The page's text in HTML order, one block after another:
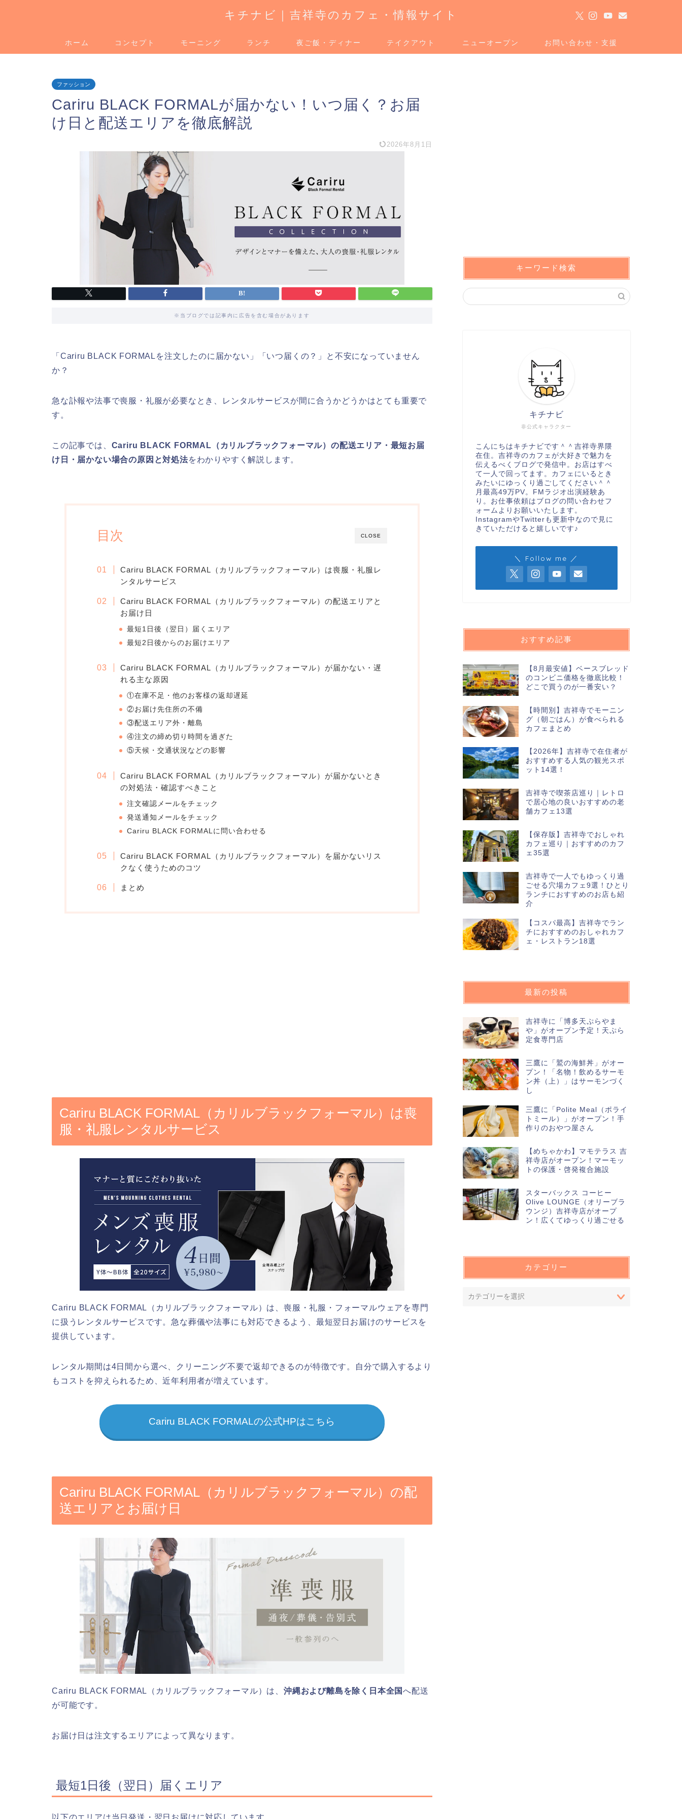
キチナビ｜吉祥寺のカフェ・情報サイト
ホーム コンセプト モーニング ランチ 夜ご飯・ディナー テイクアウト ニューオープン お問い合わせ・支援
ファッション
Cariru BLACK FORMALが届かない！いつ届く？お届
け日と配送エリアを徹底解説
2026年8月1日
※当ブログでは記事内に広告を含む場合があります
「Cariru BLACK FORMALを注文したのに届かない」「いつ届くの？」と不安になっていません
か？
急な訃報や法事で喪服・礼服が必要なとき、レンタルサービスが間に合うかどうかはとても重要で
す。
この記事では、 Cariru BLACK FORMAL（カリルブラックフォーマル）の配送エリア・最短お届
け日・届かない場合の原因と対処法をわかりやすく解説します。
CLOSE
目次
Cariru BLACK FORMAL（カリルブラックフォーマル）は喪服・礼服レ
ンタルサービス
Cariru BLACK FORMAL（カリルブラックフォーマル）の配送エリアと
お届け日
最短1日後（翌日）届くエリア
最短2日後からのお届けエリア
Cariru BLACK FORMAL（カリルブラックフォーマル）が届かない・遅
れる主な原因
①在庫不足・他のお客様の返却遅延
②お届け先住所の不備
③配送エリア外・離島
④注文の締め切り時間を過ぎた
⑤天候・交通状況などの影響
Cariru BLACK FORMAL（カリルブラックフォーマル）が届かないとき
の対処法・確認すべきこと
注文確認メールをチェック
発送通知メールをチェック
Cariru BLACK FORMALに問い合わせる
Cariru BLACK FORMAL（カリルブラックフォーマル）を届かないリス
クなく使うためのコツ
まとめ
Cariru BLACK FORMAL（カリルブラックフォーマル）は喪
服・礼服レンタルサービス
Cariru BLACK FORMAL（カリルブラックフォーマル）は、喪服・礼服・フォーマルウェアを専門
に扱うレンタルサービスです。急な葬儀や法事にも対応できるよう、最短翌日お届けのサービスを
提供しています。
レンタル期間は4日間から選べ、クリーニング不要で返却できるのが特徴です。自分で購入するより
もコストを抑えられるため、近年利用者が増えています。
Cariru BLACK FORMALの公式HPはこちら
Cariru BLACK FORMAL（カリルブラックフォーマル）の配
送エリアとお届け日
Cariru BLACK FORMAL（カリルブラックフォーマル）は、 沖縄および離島を除く日本全国へ配送
が可能です。
お届け日は注文するエリアによって異なります。
最短1日後（翌日）届くエリア
以下のエリアは当日発送・翌日お届けに対応しています。
キーワード検索
非公式キャラクター
キチナビ
こんにちはキチナビです＾＾吉祥寺界隈
在住。吉祥寺のカフェが大好きで魅力を
伝えるべくブログで発信中。お店はすべ
て一人で回ってます。カフェにいるとき
みたいにゆっくり過ごしてください＾＾
月最高49万PV。FMラジオ出演経験あ
り。お仕事依頼はブログの問い合わせフ
ォームよりお願いいたします。
InstagramやTwitterも更新中なので見に
きていただけると嬉しいです♪
＼ Follow me ／
おすすめ記事
【8月最安値】ベースブレッド
のコンビニ価格を徹底比較！
どこで買うのが一番安い？
【時間別】吉祥寺でモーニン
グ（朝ごはん）が食べられる
カフェまとめ
【2026年】吉祥寺で在住者が
おすすめする人気の観光スポ
ット14選！
吉祥寺で喫茶店巡り｜レトロ
で居心地の良いおすすめの老
舗カフェ13選
【保存版】吉祥寺でおしゃれ
カフェ巡り｜おすすめのカフ
ェ35選
吉祥寺で一人でもゆっくり過
ごせる穴場カフェ9選！ひとり
ランチにおすすめのお店も紹
介
【コスパ最高】吉祥寺でラン
チにおすすめのおしゃれカフ
ェ・レストラン18選
最新の投稿
吉祥寺に「博多天ぷらやま
や」がオープン予定！天ぷら
定食専門店
三鷹に「鷲の海鮮丼」がオー
プン！「名物！飲めるサーモ
ン丼（上）」はサーモンづく
し
三鷹に「Polite Meal（ポライ
トミール）」がオープン！手
作りのおやつ屋さん
【めちゃかわ】マモテラス 吉
祥寺店がオープン！マーモッ
トの保護・啓発複合施設
スターバックス コーヒー
Olive LOUNGE（オリーブラ
ウンジ）吉祥寺店がオープ
ン！広くてゆっくり過ごせる
カテゴリー